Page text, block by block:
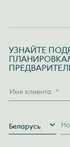
УЗНАЙТЕ
Имя клиента *
Беларусь